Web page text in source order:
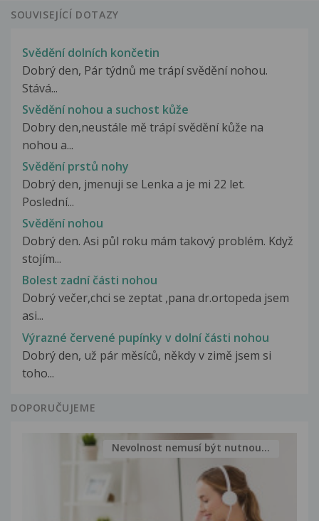
SOUVISEJÍCÍ DOTAZY
Svědění dolních končetin
Dobrý den, Pár týdnů me trápí svědění nohou.
Stává...
Svědění nohou a suchost kůže
Dobry den,neustále mě trápí svědění kůže na
nohou a...
Svědění prstů nohy
Dobrý den, jmenuji se Lenka a je mi 22 let.
Poslední...
Svědění nohou
Dobrý den. Asi půl roku mám takový problém. Když
stojím...
Bolest zadní části nohou
Dobrý večer,chci se zeptat ,pana dr.ortopeda jsem
asi...
Výrazné červené pupínky v dolní části nohou
Dobrý den, už pár měsíců, někdy v zimě jsem si
toho...
DOPORUČUJEME
Nevolnost nemusí být nutnou...